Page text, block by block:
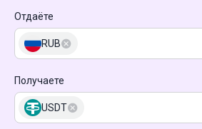
Отдаёте
RUB
Получаете
USDT